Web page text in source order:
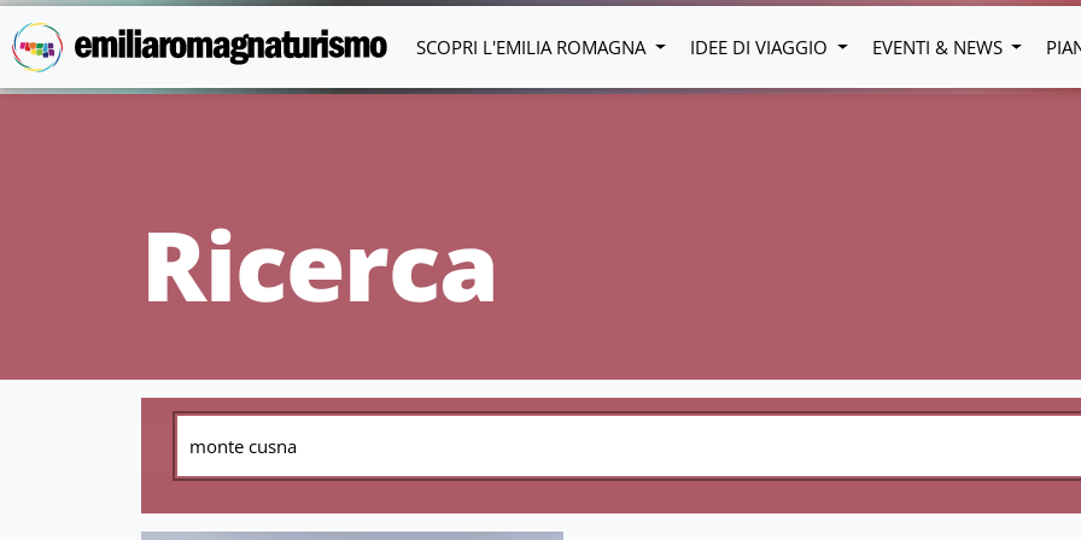
Vai al contenuto principale
SCOPRI L'EMILIA ROMAGNA IDEE DI VIAGGIO EVENTI & NEWS
Ricerca
CERCA